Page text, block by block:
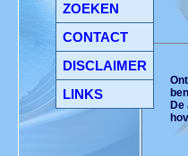
ZOEKEN
CONTACT
DISCLAIMER
LINKS